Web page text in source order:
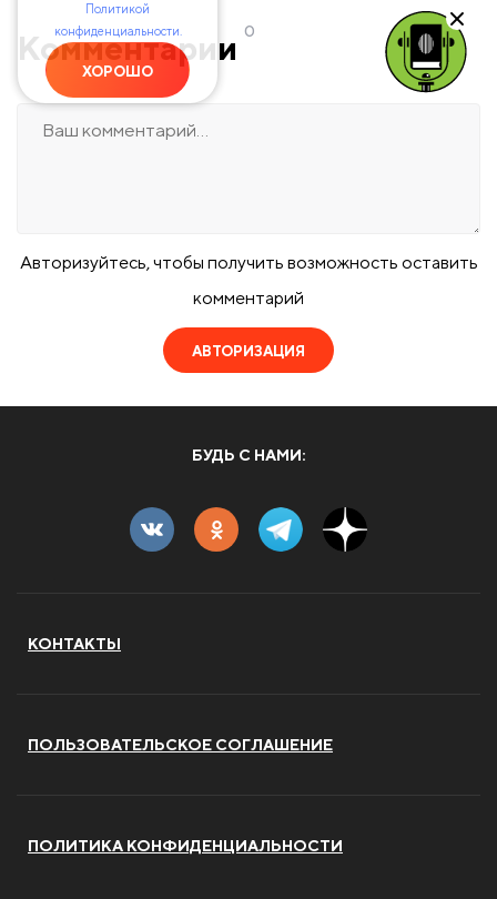
Комментарии 0
Авторизуйтесь, чтобы получить возможность оставить
комментарий
АВТОРИЗАЦИЯ
БУДЬ С НАМИ:
КОНТАКТЫ
ПОЛЬЗОВАТЕЛЬСКОЕ СОГЛАШЕНИЕ
ПОЛИТИКА КОНФИДЕНЦИАЛЬНОСТИ
Политикой
конфиденциальности.
ХОРОШО